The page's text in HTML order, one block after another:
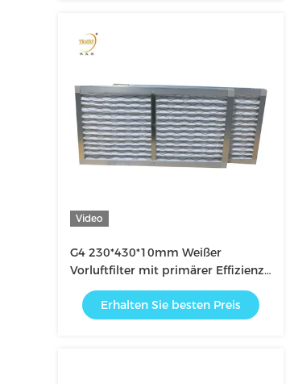
Video
G4 230*430*10mm Weißer
Vorluftfilter mit primärer Effizienz
für Klimaanlagen
Erhalten Sie besten Preis